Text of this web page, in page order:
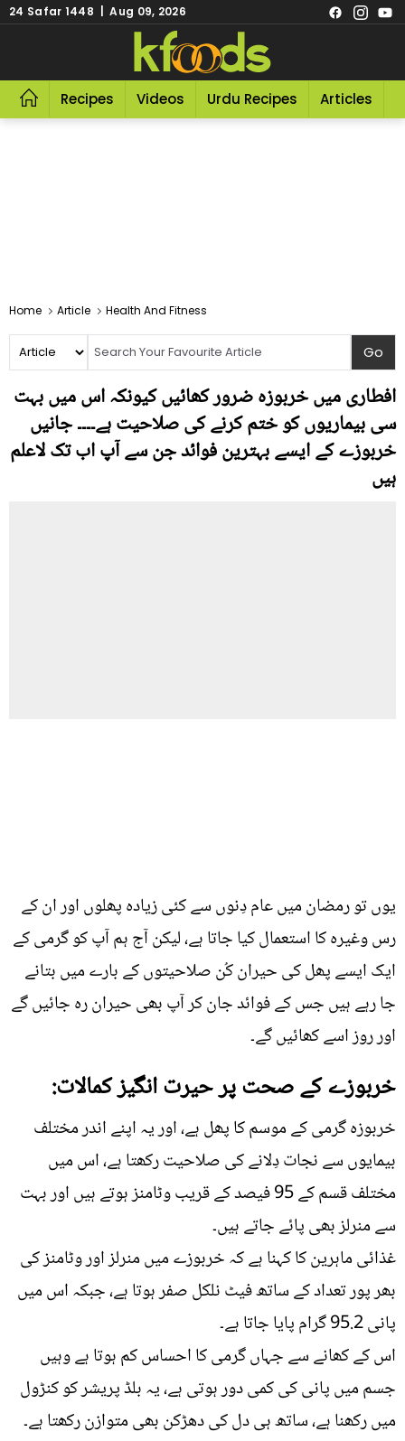
24 Safar 1448 | Aug 09, 2026
Recipes Videos Urdu Recipes Articles
Home Article Health And Fitness
افطاری میں خربوزہ ضرور کھائیں کیونکہ اس میں بہت
سی بیماریوں کو ختم کرنے کی صلاحیت ہے۔۔۔۔ جانیں
خربوزے کے ایسے بہترین فوائد جن سے آپ اب تک لاعلم
ہیں
یوں تو رمضان میں عام دِنوں سے کئی زیادہ پھلوں اور ان کے
رس وغیرہ کا استعمال کیا جاتا ہے، لیکن آج ہم آپ کو گرمی کے
ایک ایسے پھل کی حیران کُن صلاحیتوں کے بارے میں بتانے
جا رہے ہیں جس کے فوائد جان کر آپ بھی حیران رہ جائیں گے
اور روز اسے کھائیں گے۔
خربوزے کے صحت پر حیرت انگیز کمالات:
خربوزہ گرمی کے موسم کا پھل ہے، اور یہ اپنے اندر مختلف
بیمایوں سے نجات دِلانے کی صلاحیت رکھتا ہے، اس میں
مختلف قسم کے 95 فیصد کے قریب وٹامنز ہوتے ہیں اور بہت
سے منرلز بھی پائے جاتے ہیں۔
غذائی ماہرین کا کہنا ہے کہ خربوزے میں منرلز اور وٹامنز کی
بھر پور تعداد کے ساتھ فیٹ نلکل صفر ہوتا ہے، جبکہ اس میں
پانی 95.2 گرام پایا جاتا ہے۔
اس کے کھانے سے جہاں گرمی کا احساس کم ہوتا ہے وہیں
جسم میں پانی کی کمی دور ہوتی ہے، یہ بلڈ پریشر کو کنڑول
میں رکھنا ہے، ساتھ ہی دل کی دھڑکن بھی متوازن رکھتا ہے۔